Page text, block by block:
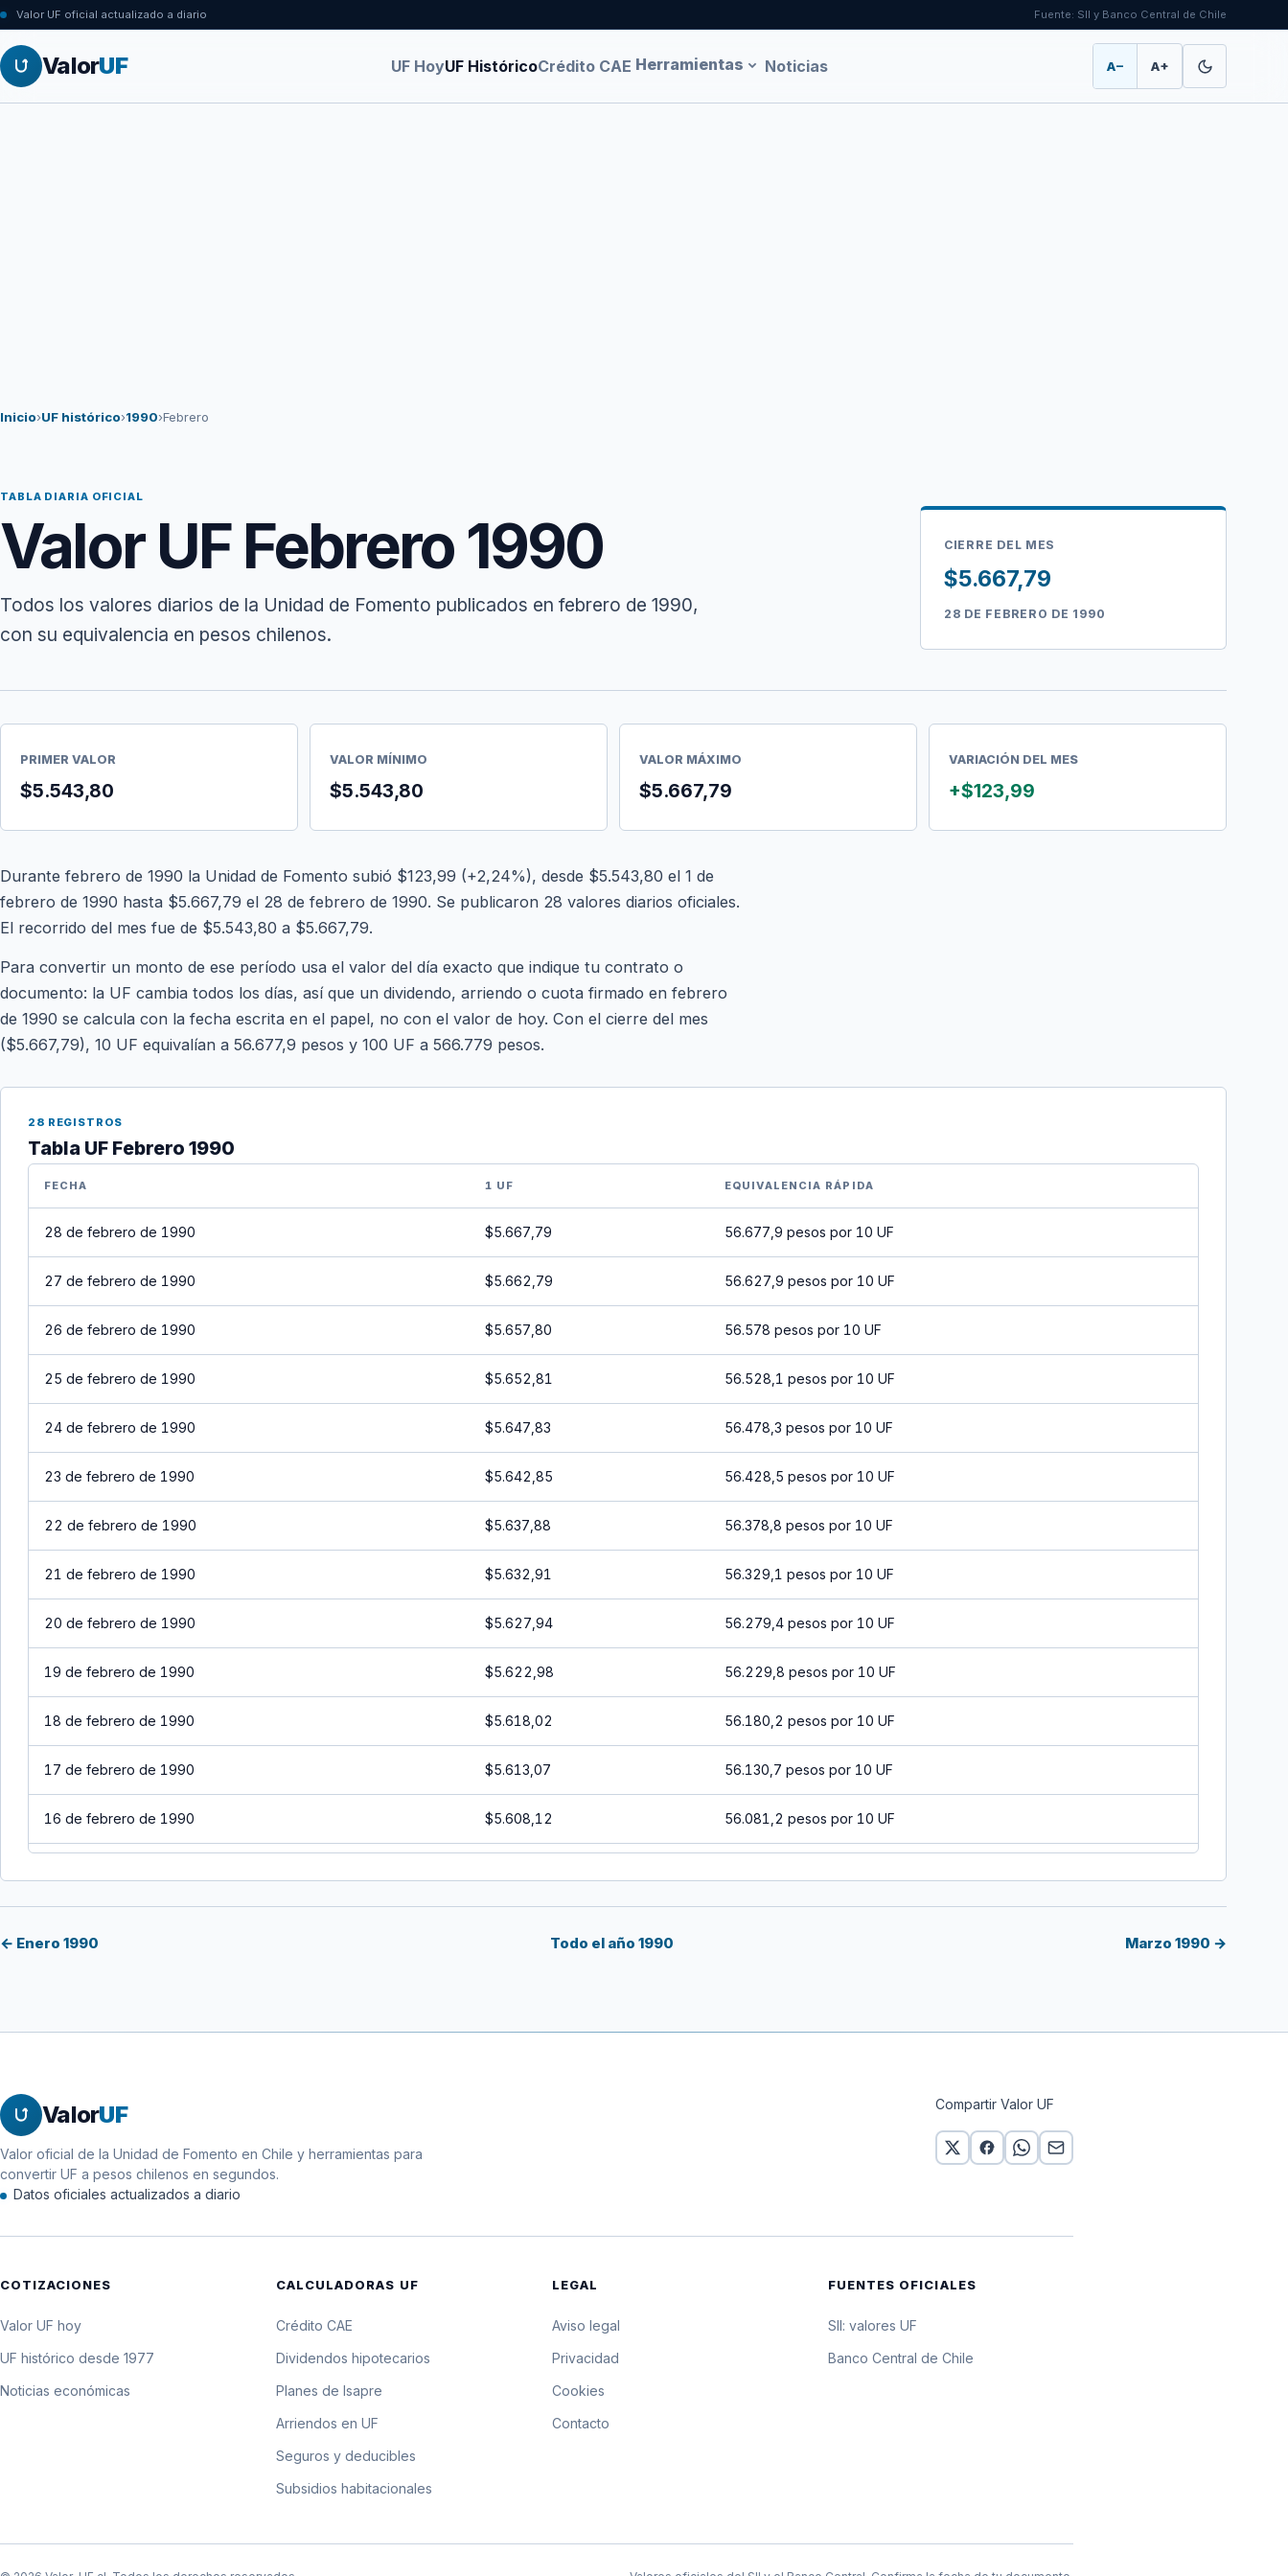
Valor UF oficial actualizado a diario Fuente: SII y Banco Central de Chile
ValorUF UF HoyUF HistóricoCrédito CAE Herramientas Noticias A− A+
Inicio›UF histórico›1990›Febrero
TABLA DIARIA OFICIAL
Valor UF Febrero 1990
Todos los valores diarios de la Unidad de Fomento publicados en febrero de 1990,
con su equivalencia en pesos chilenos.
CIERRE DEL MES
$5.667,79
28 DE FEBRERO DE 1990
PRIMER VALOR
$5.543,80
VALOR MÍNIMO
$5.543,80
VALOR MÁXIMO
$5.667,79
VARIACIÓN DEL MES
+$123,99
Durante febrero de 1990 la Unidad de Fomento subió $123,99 (+2,24%), desde $5.543,80 el 1 de
febrero de 1990 hasta $5.667,79 el 28 de febrero de 1990. Se publicaron 28 valores diarios oficiales.
El recorrido del mes fue de $5.543,80 a $5.667,79.
Para convertir un monto de ese período usa el valor del día exacto que indique tu contrato o
documento: la UF cambia todos los días, así que un dividendo, arriendo o cuota firmado en febrero
de 1990 se calcula con la fecha escrita en el papel, no con el valor de hoy. Con el cierre del mes
($5.667,79), 10 UF equivalían a 56.677,9 pesos y 100 UF a 566.779 pesos.
28 REGISTROS
Tabla UF Febrero 1990
FECHA 1 UF EQUIVALENCIA RÁPIDA
28 de febrero de 1990 $5.667,79 56.677,9 pesos por 10 UF
27 de febrero de 1990 $5.662,79 56.627,9 pesos por 10 UF
26 de febrero de 1990 $5.657,80 56.578 pesos por 10 UF
25 de febrero de 1990 $5.652,81 56.528,1 pesos por 10 UF
24 de febrero de 1990 $5.647,83 56.478,3 pesos por 10 UF
23 de febrero de 1990 $5.642,85 56.428,5 pesos por 10 UF
22 de febrero de 1990 $5.637,88 56.378,8 pesos por 10 UF
21 de febrero de 1990 $5.632,91 56.329,1 pesos por 10 UF
20 de febrero de 1990 $5.627,94 56.279,4 pesos por 10 UF
19 de febrero de 1990 $5.622,98 56.229,8 pesos por 10 UF
18 de febrero de 1990 $5.618,02 56.180,2 pesos por 10 UF
17 de febrero de 1990 $5.613,07 56.130,7 pesos por 10 UF
16 de febrero de 1990 $5.608,12 56.081,2 pesos por 10 UF
10 de febrero de 1990
9 de febrero de 1990
5 de febrero de 1990 55.586,8 pesos por 10 UF
← Enero 1990 Todo el año 1990 Marzo 1990 →
ValorUF
Valor oficial de la Unidad de Fomento en Chile y herramientas para
convertir UF a pesos chilenos en segundos.
Datos oficiales actualizados a diario
Compartir Valor UF
COTIZACIONES
Valor UF hoy
UF histórico desde 1977
Noticias económicas
CALCULADORAS UF
Crédito CAE
Dividendos hipotecarios
Planes de Isapre
Arriendos en UF
Seguros y deducibles
Subsidios habitacionales
LEGAL
Aviso legal
Privacidad
Cookies
Contacto
FUENTES OFICIALES
SII: valores UF
Banco Central de Chile